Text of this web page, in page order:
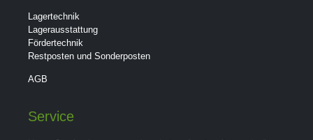
Lagertechnik
Lagerausstattung
Fördertechnik
Restposten und Sonderposten
AGB
Service